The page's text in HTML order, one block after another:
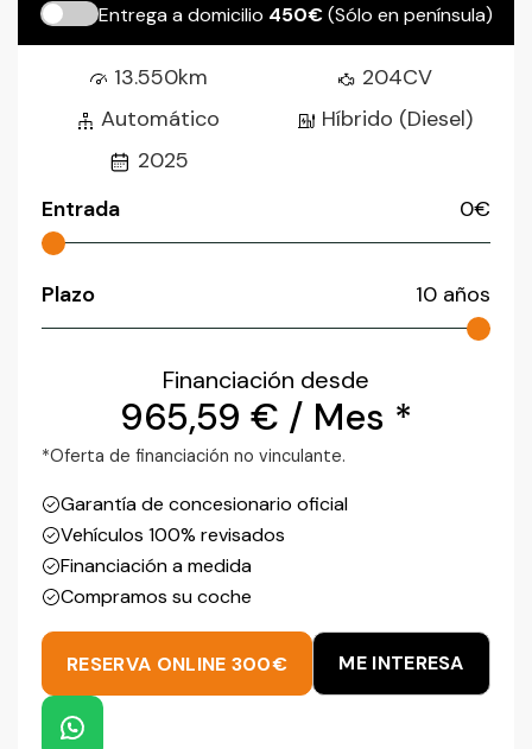
Entrega a domicilio 450€(Sólo en península)
13.550km
204CV
Automático
Híbrido (Diesel)
2025
Entrada
0€
Plazo 10 años
Financiación desde
965,59 € / Mes *
*Oferta de financiación no vinculante.
Garantía de concesionario oficial
Vehículos 100% revisados
Financiación a medida
Compramos su coche
RESERVA ONLINE 300€ ME INTERESA